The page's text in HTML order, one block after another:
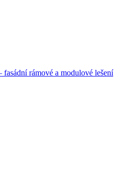
rámové a modulové lešení